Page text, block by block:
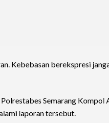
Kebebasan berekspresi
Semarang Kompol
laporan tersebut.